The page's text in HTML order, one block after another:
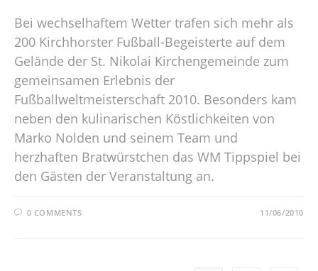
Bei wechselhaftem Wetter trafen sich mehr als
200 Kirchhorster Fußball-Begeisterte auf dem
Gelände der St. Nikolai Kirchengemeinde zum
gemeinsamen Erlebnis der
Fußballweltmeisterschaft 2010. Besonders kam
neben den kulinarischen Köstlichkeiten von
Marko Nolden und seinem Team und
herzhaften Bratwürstchen das WM Tippspiel bei
den Gästen der Veranstaltung an.
0 COMMENTS 11/06/2010